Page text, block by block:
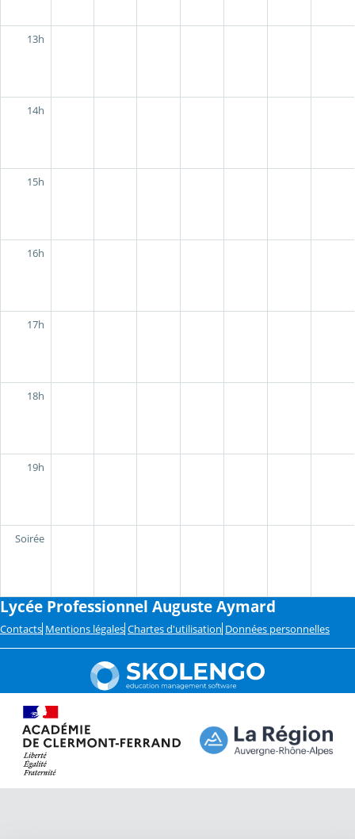
13h
14h
15h
16h
17h
18h
19h
Soirée
Lycée Professionnel Auguste Aymard
Contacts Mentions légales Chartes d'utilisation Données personnelles